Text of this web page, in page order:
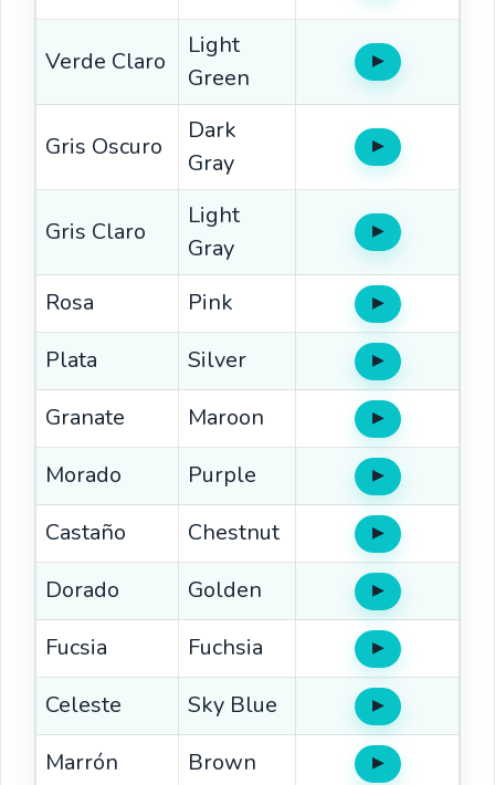
Verde Claro
Light
Green
▶Oír
Gris Oscuro
Dark
Gray
▶Oír
Gris Claro
Light
Gray
▶Oír
Rosa Pink ▶Oír
Plata Silver ▶Oír
Granate Maroon ▶Oír
Morado Purple ▶Oír
Castaño Chestnut ▶Oír
Dorado Golden ▶Oír
Fucsia Fuchsia ▶Oír
Celeste Sky Blue ▶Oír
Marrón Brown ▶Oír